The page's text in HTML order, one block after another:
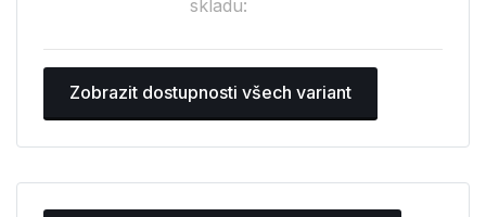
skladu:
Zobrazit dostupnosti všech variant